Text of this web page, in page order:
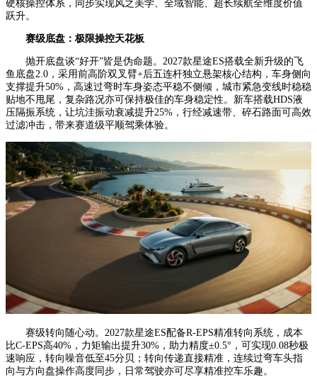
硬核操控体系，同步实现风之美学、全域智能、超长续航全维度价值
跃升。
赛级底盘：极限操控天花板
抛开底盘谈“好开”皆是伪命题。2027款星途ES搭载全新升级的飞
鱼底盘2.0，采用前高阶双叉臂+后五连杆独立悬架核心结构，车身侧向
支撑提升50%，高速过弯时车身姿态平稳不侧倾，城市紧急变线时稳稳
贴地不甩尾，复杂路况亦可保持极佳的车身稳定性。新车搭载HDS液
压隔振系统，让坑洼振动衰减提升25%，行经减速带、碎石路面可高效
过滤冲击，带来赛道级平顺驾乘体验。
赛级转向随心动。2027款星途ES配备R-EPS精准转向系统，成本
比C-EPS高40%，力矩输出提升30%，助力精度±0.5°，可实现0.08秒极
速响应，转向噪音低至45分贝；转向传递直接精准，连续过弯车头指
向与方向盘操作高度同步，日常驾驶亦可尽享精准控车乐趣。